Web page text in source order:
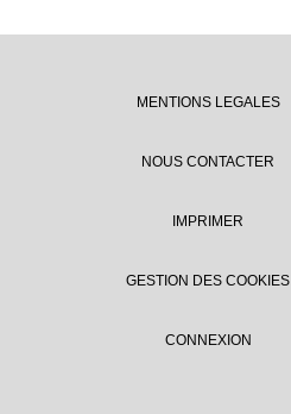
MENTIONS LEGALES
NOUS CONTACTER
IMPRIMER
GESTION DES COOKIES
CONNEXION